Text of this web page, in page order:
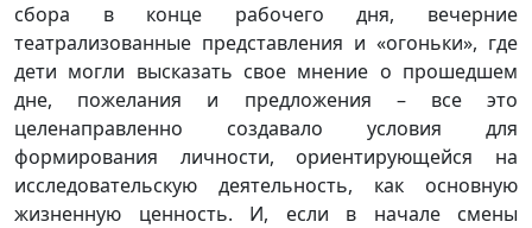
сбора в конце рабочего дня, вечерние
театрализованные представления и «огоньки», где
дети могли высказать свое мнение о прошедшем
дне, пожелания и предложения – все это
целенаправленно создавало условия для
формирования личности, ориентирующейся на
исследовательскую деятельность, как основную
жизненную ценность. И, если в начале смены